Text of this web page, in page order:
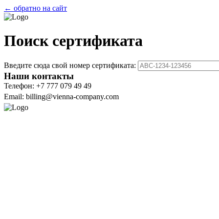
← обратно на сайт
Поиск сертификата
Введите сюда свой номер сертификата:
Наши контакты
Телефон: +7 777 079 49 49
Email: billing@vienna-company.com